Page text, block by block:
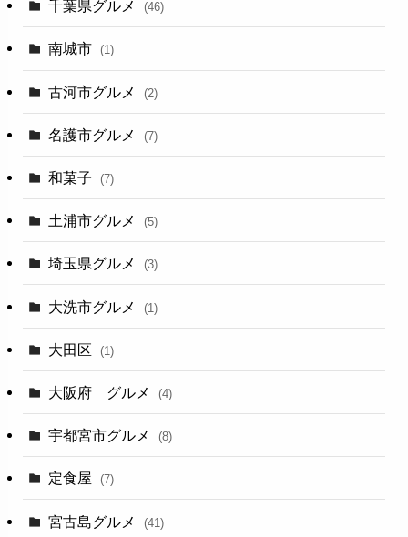
千葉県グルメ (46)
南城市 (1)
古河市グルメ (2)
名護市グルメ (7)
和菓子 (7)
土浦市グルメ (5)
埼玉県グルメ (3)
大洗市グルメ (1)
大田区 (1)
大阪府 グルメ (4)
宇都宮市グルメ (8)
定食屋 (7)
宮古島グルメ (41)